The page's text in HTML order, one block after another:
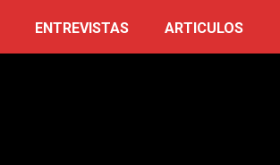
ENTREVISTAS ARTICULOS